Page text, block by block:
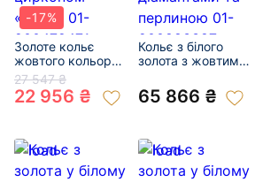
-17%
Золоте кольє
жовтого кольору
з цирконом
«Коло» 01-
200479471
27 547 ₴
22 956 ₴
Кольє з білого
золота з жовтими
перлиною 01-
200883387
65 866 ₴